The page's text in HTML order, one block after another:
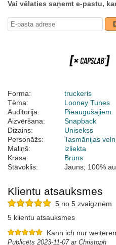
Vai vēlaties saņemt e-pastu,
Forma:
truckeris
Tēma:
Looney Tunes
Auditorija:
Pieaugušajiem
Aizvēršana:
Snapback
Dizains:
Unisekss
Personāžs:
Tasmānijas
Maliņš:
izliekta
Krāsa:
Brūns
Stāvoklis:
Jauns; 100%
Klientu atsauksmes
5 no 5 zvaigznēm
5 klientu atsauksmes
Kann ich nur
Publicēts 2023-11-07 ar Christoph